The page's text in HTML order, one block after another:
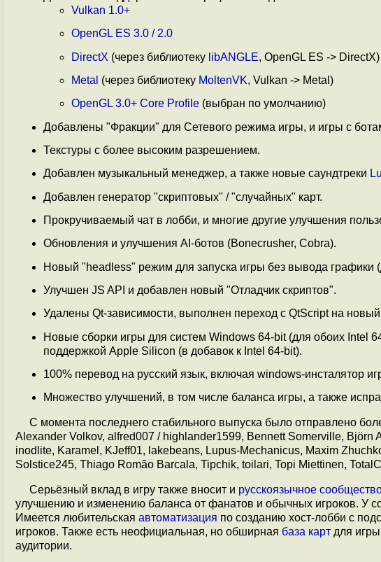
Vulkan 1.0+
OpenGL ES 3.0 / 2.0
DirectX (через библиотеку libANGLE, OpenGL ES -> DirectX)
Metal (через библиотеку MoltenVK, Vulkan -> Metal)
OpenGL 3.0+ Core Profile (выбран по умолчанию)
Добавлены "Фракции" для Сетевого режима игры, и игры с
Текстуры с более высоким разрешением.
Добавлен музыкальный менеджер, а также новые саундтреки
Добавлен генератор "скриптовых" / "случайных" карт.
Прокручиваемый чат в лобби, и многие другие улучшения
Обновления и улучшения AI-ботов (Bonecrusher, Cobra).
Новый "headless" режим для запуска игры без вывода графики
Улучшен JS API и добавлен новый "Отладчик скриптов".
Удалены Qt-зависимости, выполнен переход с QtScript на
Новые сборки игры для систем Windows 64-bit (для обоих Intel
поддержкой Apple Silicon (в добавок к Intel 64-bit).
100% перевод на русский язык, включая windows-инсталятор
Множество улучшений, в том числе баланса игры, а также
С момента последнего стабильного выпуска было отправлено
Alexander Volkov, alfred007 / highlander1599, Bennett Somerville,
inodlite, Karamel, KJeff01, lakebeans, Lupus-Mechanicus, Maxim
Solstice245, Thiago Romão Barcala, Tipchik, toilari, Topi Miettinen,
Серьёзный вклад в игру также вносит и русскоязычное
улучшению и изменению баланса от фанатов и обычных игроков. У
Имеется любительская автоматизация по созданию хост-лобби с
игроков. Также есть неофициальная, но обширная база карт для
аудитории.